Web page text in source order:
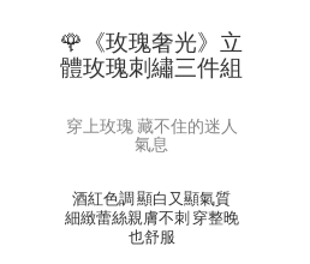
🌹《玫瑰奢光》立
體玫瑰刺繡三件組
穿上玫瑰 藏不住的迷人
氣息
酒紅色調 顯白又顯氣質
細緻蕾絲親膚不刺 穿整晚
也舒服